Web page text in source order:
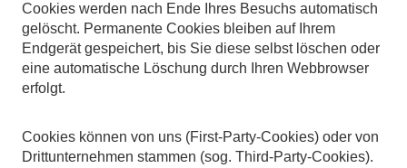
Cookies werden nach Ende Ihres Besuchs automatisch
gelöscht. Permanente Cookies bleiben auf Ihrem
Endgerät gespeichert, bis Sie diese selbst löschen oder
eine automatische Löschung durch Ihren Webbrowser
erfolgt.
Cookies können von uns (First-Party-Cookies) oder von
Drittunternehmen stammen (sog. Third-Party-Cookies).